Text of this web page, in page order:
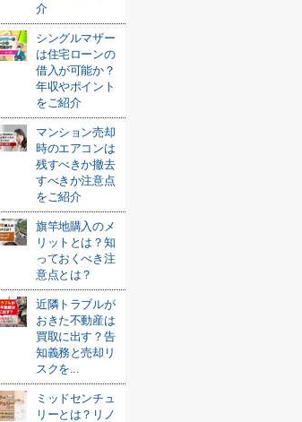
介
シングルマザー
は住宅ローンの
借入が可能か？
年収やポイント
をご紹介
マンション売却
時のエアコンは
残すべきか撤去
すべきか注意点
をご紹介
旗竿地購入のメ
リットとは？知
っておくべき注
意点とは？
近隣トラブルが
おきた不動産は
買取に出す？告
知義務と売却リ
スクを...
ミッドセンチュ
リーとは？リノ